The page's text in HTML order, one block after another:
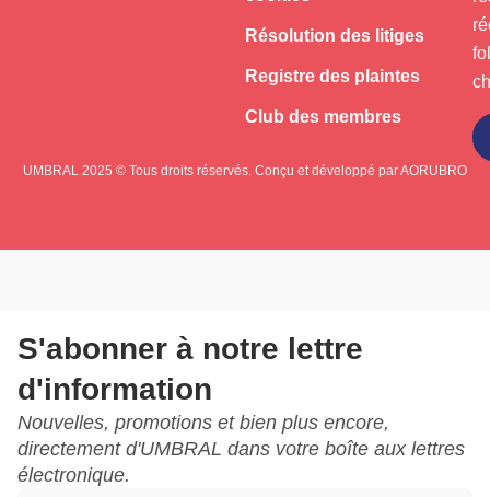
Résolution des litiges
Registre des plaintes
Club des membres
UMBRAL 2025 © Tous droits réservés. Conçu et développé parAORUBRO
S'abonner à notre lettre
d'information
Nouvelles, promotions et bien plus encore,
directement d'UMBRAL dans votre boîte aux lettres
électronique.